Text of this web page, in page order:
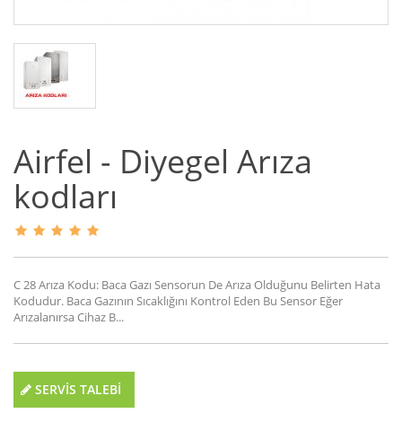
Airfel - Diyegel Arıza
kodları
C 28 Arıza Kodu: Baca Gazı Sensorun De Arıza Olduğunu Belirten Hata
Kodudur. Baca Gazının Sıcaklığını Kontrol Eden Bu Sensor Eğer
Arızalanırsa Cihaz B...
SERVİS TALEBİ